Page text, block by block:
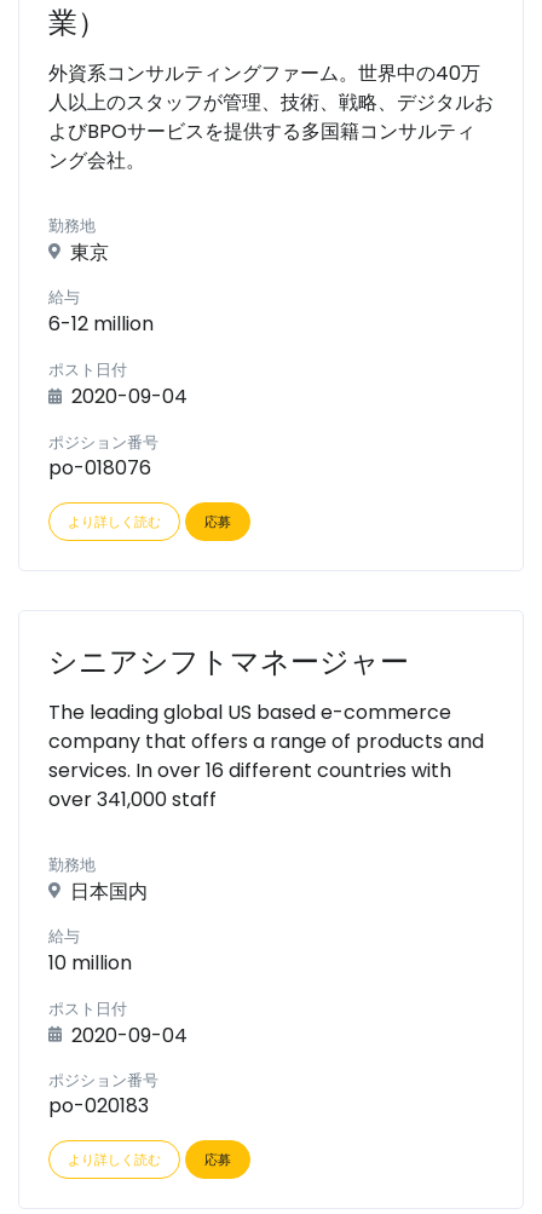
業）
外資系コンサルティングファーム。世界中の40万
人以上のスタッフが管理、技術、戦略、デジタルお
よびBPOサービスを提供する多国籍コンサルティ
ング会社。
勤務地
東京
給与
6-12 million
ポスト日付
2020-09-04
ポジション番号
po-018076
より詳しく読む 応募
シニアシフトマネージャー
The leading global US based e-commerce
company that offers a range of products and
services. In over 16 different countries with
over 341,000 staff
勤務地
日本国内
給与
10 million
ポスト日付
2020-09-04
ポジション番号
po-020183
より詳しく読む 応募